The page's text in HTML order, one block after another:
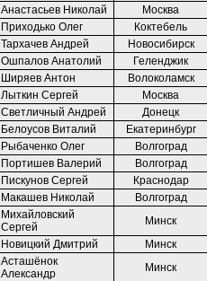
Анастасьев Николай
Москва
Приходько Олег
Коктебель
Тархачев Андрей
Новосибирск
Ошпалов Анатолий
Геленджик
Ширяев Антон
Волоколамск
Лыткин Сергей
Москва
Светличный Андрей
Донецк
Белоусов Виталий
Екатеринбург
Рыбаченко Олег
Волгоград
Портишев Валерий
Волгоград
Пискунов Сергей
Краснодар
Макашев Николай
Волгоград
Михайловский
Сергей
Минск
Новицкий Дмитрий
Минск
Асташёнок
Александр
Минск